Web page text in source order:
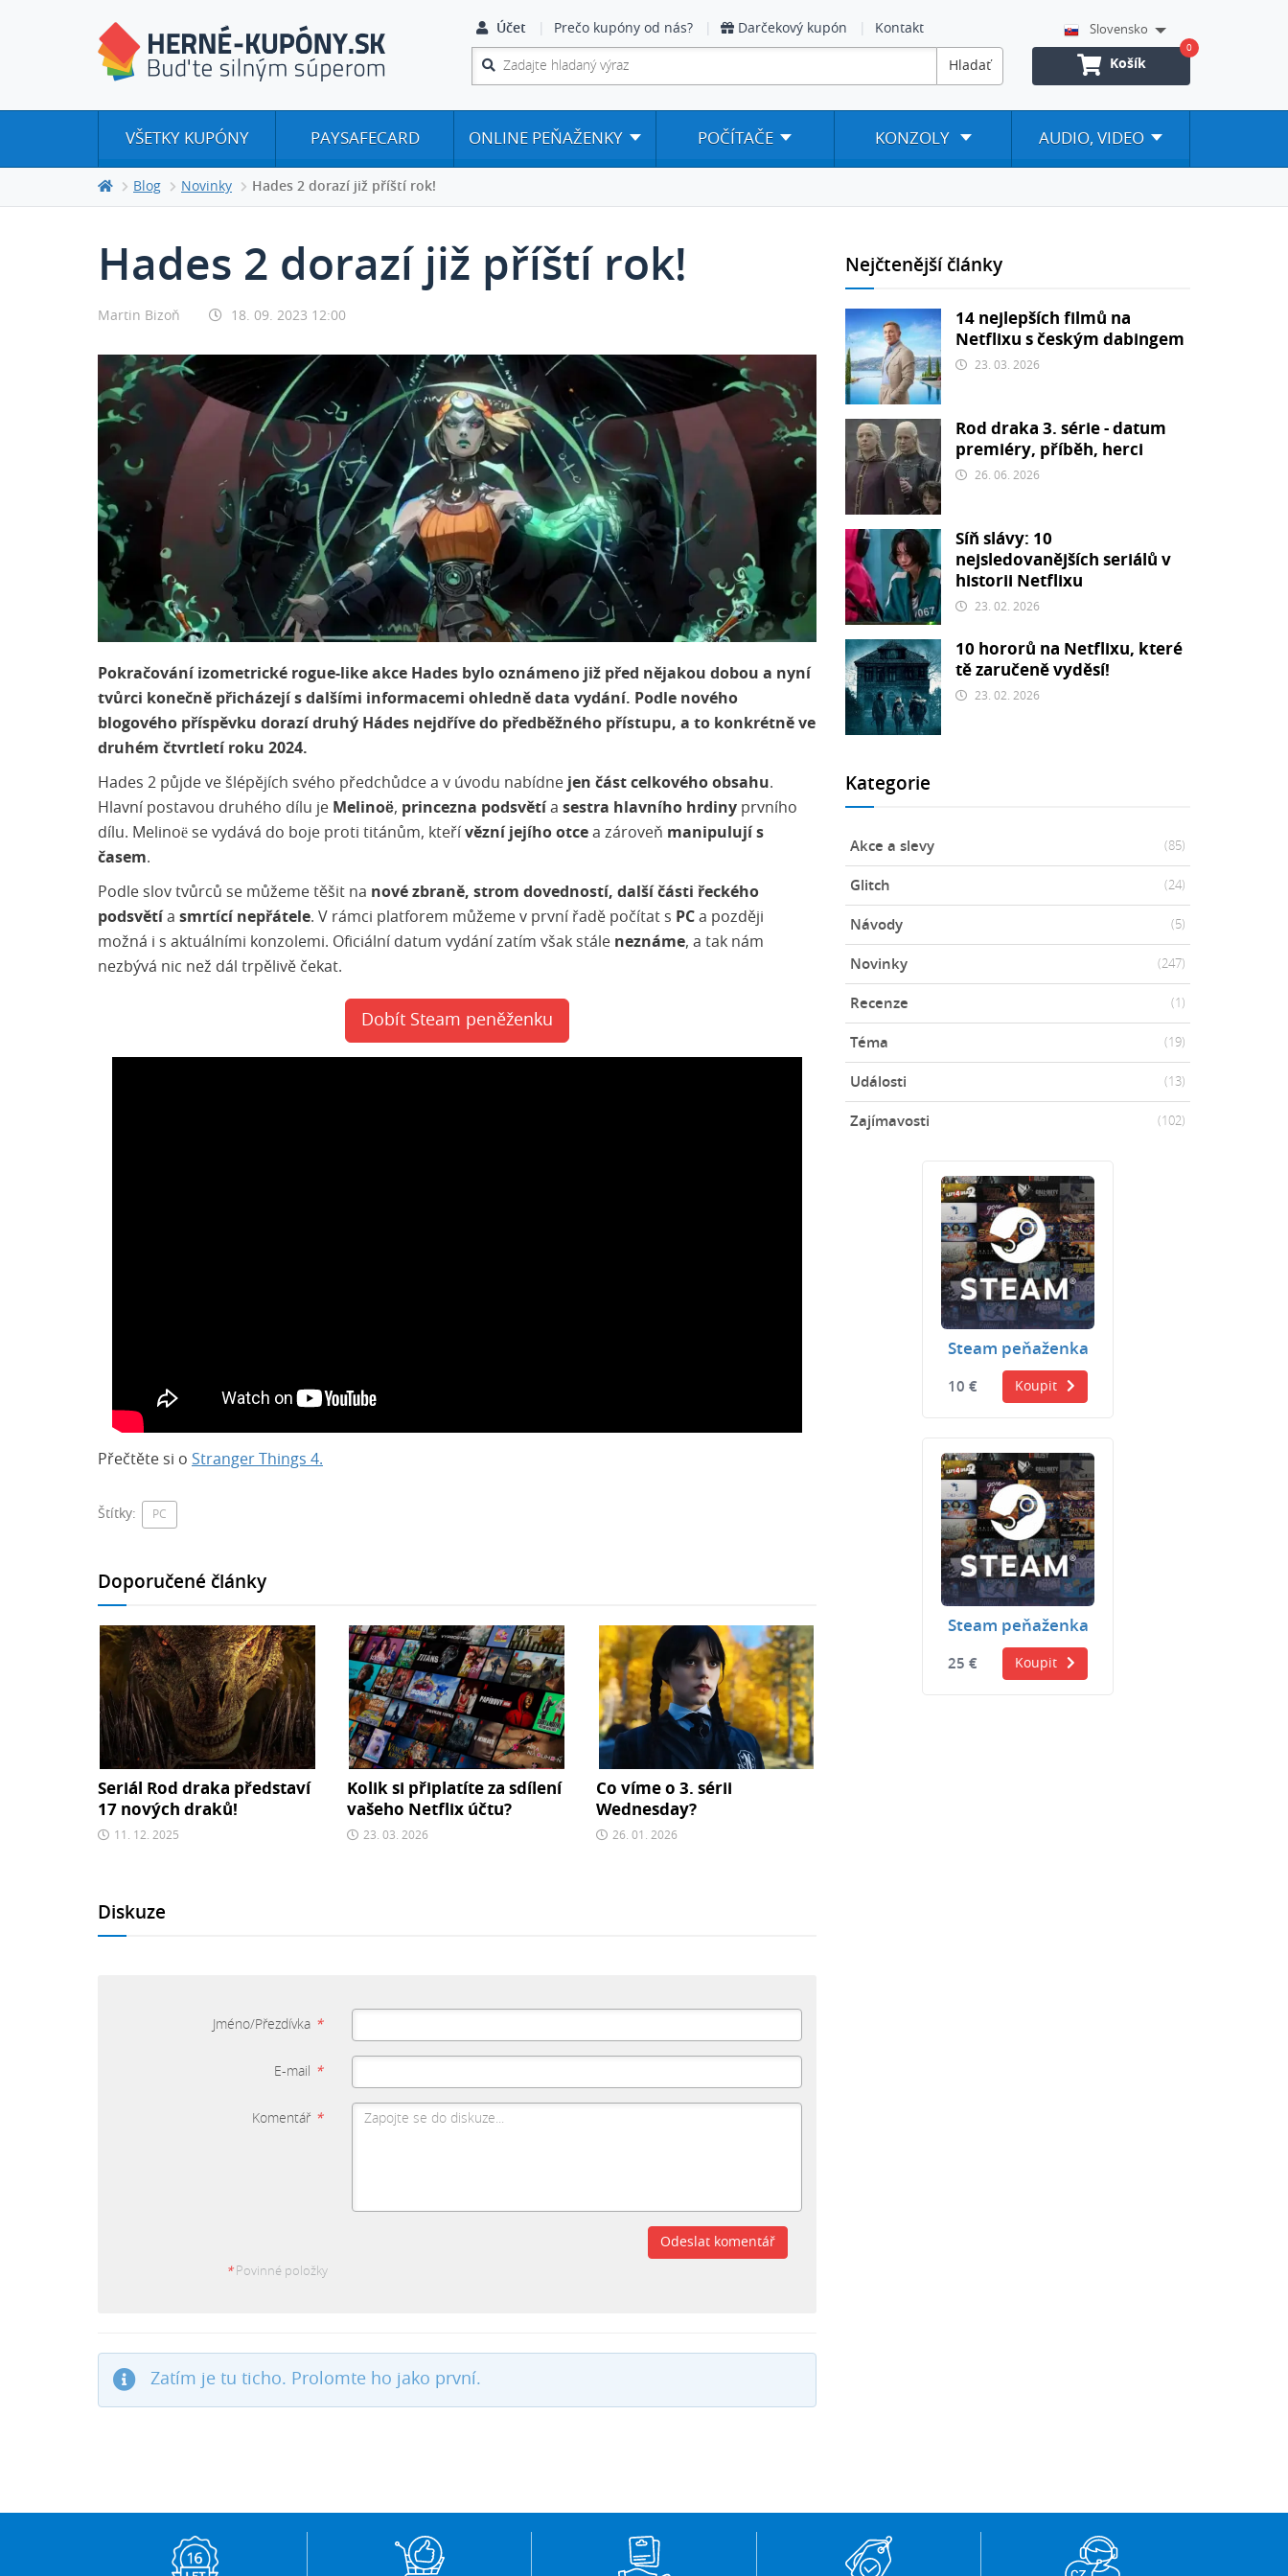
Účet Prečo kupóny od nás? Darčekový kupón Kontakt Slovensko
Hladať Košík
0
VŠETKY KUPÓNY PAYSAFECARD ONLINE PEŇAŽENKY POČÍTAČE KONZOLY AUDIO, VIDEO
Blog Novinky Hades 2 dorazí již příští rok!
Hades 2 dorazí již příští rok!
Martin Bizoň 18. 09. 2023 12:00
Pokračování izometrické rogue-like akce Hades bylo oznámeno již před nějakou dobou a nyní
tvůrci konečně přicházejí s dalšími informacemi ohledně data vydání. Podle nového
blogového příspěvku dorazí druhý Hádes nejdříve do předběžného přístupu, a to konkrétně ve
druhém čtvrtletí roku 2024.
Hades 2 půjde ve šlépějích svého předchůdce a v úvodu nabídne jen část celkového obsahu.
Hlavní postavou druhého dílu je Melinoë, princezna podsvětí a sestra hlavního hrdiny prvního
dílu. Melinoë se vydává do boje proti titánům, kteří vězní jejího otce a zároveň manipulují s
časem.
Podle slov tvůrců se můžeme těšit na nové zbraně, strom dovedností, další části řeckého
podsvětí a smrtící nepřátele. V rámci platforem můžeme v první řadě počítat s PC a později
možná i s aktuálními konzolemi. Oficiální datum vydání zatím však stále neznáme, a tak nám
nezbývá nic než dál trpělivě čekat.
Dobít Steam peněženku
Přečtěte si o Stranger Things 4.
Štítky: PC
Doporučené články
Seriál Rod draka představí
17 nových draků!
11. 12. 2025
Kolik si připlatíte za sdílení
vašeho Netflix účtu?
23. 03. 2026
Co víme o 3. sérii
Wednesday?
26. 01. 2026
Diskuze
Jméno/Přezdívka *
E-mail *
Komentář *
Odeslat komentář
*Povinné položky
Zatím je tu ticho. Prolomte ho jako první.
Nejčtenější články
14 nejlepších filmů na
Netflixu s českým dabingem
23. 03. 2026
Rod draka 3. série - datum
premiéry, příběh, herci
26. 06. 2026
Síň slávy: 10
nejsledovanějších seriálů v
historii Netflixu
23. 02. 2026
10 hororů na Netflixu, které
tě zaručeně vyděsí!
23. 02. 2026
Kategorie
Akce a slevy (85)
Glitch (24)
Návody (5)
Novinky (247)
Recenze (1)
Téma (19)
Události (13)
Zajímavosti (102)
Steam peňaženka
10 € Koupit
Steam peňaženka
25 € Koupit